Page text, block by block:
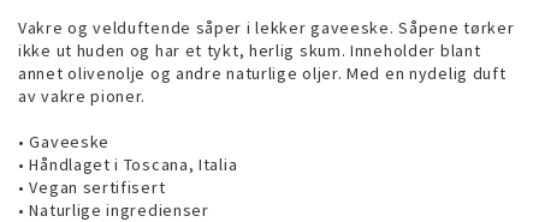
Vakre og velduftende såper i lekker gaveeske. Såpene tørker
ikke ut huden og har et tykt, herlig skum. Inneholder blant
annet olivenolje og andre naturlige oljer. Med en nydelig duft
av vakre pioner.
• Gaveeske
• Håndlaget i Toscana, Italia
• Vegan sertifisert
• Naturlige ingredienser